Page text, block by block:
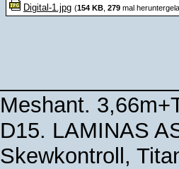
Digital-1.jpg (154 KB 279 mal
Meshant.
D15. LAMINAS
Skewkontroll,